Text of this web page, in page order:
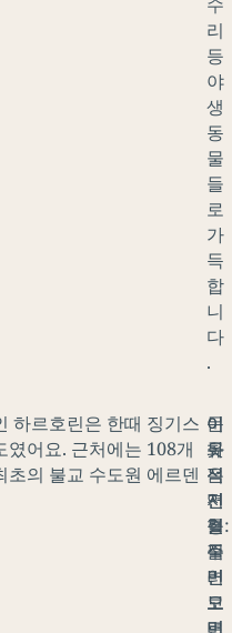
리
등
야
생
동
물
들
로
가
득
합
니
다
.
하르호린은 한때 징기스
어요. 근처에는 108개
의 불교 수도원 에르덴
이
유
적
지
를
둘
러
보
면
이
곳
은
전
형
적
인
고
비
문
화
적
연
결:
주
변
오
르